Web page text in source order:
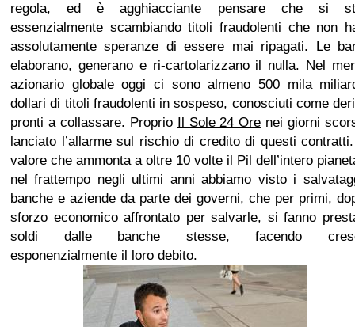
regola, ed è agghiacciante pensare che si
essenzialmente scambiando titoli fraudolenti che non
assolutamente speranze di essere mai ripagati. Le
elaborano, generano e ri-cartolarizzano il nulla. Nel
azionario globale oggi ci sono almeno 500 mila
dollari di titoli fraudolenti in sospeso, conosciuti come
pronti a collassare. Proprio Il Sole 24 Ore nei giorni
lanciato l’allarme sul rischio di credito di questi
valore che ammonta a oltre 10 volte il Pil dell’intero
nel frattempo negli ultimi anni abbiamo visto i
banche e aziende da parte dei governi, che per primi,
sforzo economico affrontato per salvarle, si fanno
soldi dalle banche stesse, facendo
esponenzialmente il loro debito.